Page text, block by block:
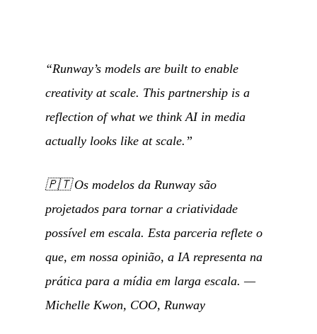
“Runway’s models are built to enable
creativity at scale. This partnership is a
reflection of what we think AI in media
actually looks like at scale.”
🇵🇹Os modelos da Runway são
projetados para tornar a criatividade
possível em escala. Esta parceria reflete o
que, em nossa opinião, a IA representa na
prática para a mídia em larga escala. —
Michelle Kwon, COO, Runway